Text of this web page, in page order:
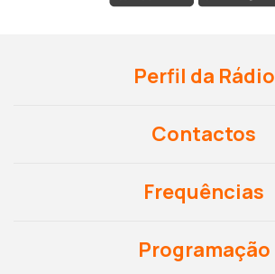
Perfil da Rádio
Contactos
Frequências
Programação